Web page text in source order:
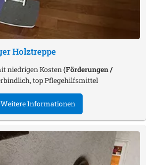
Holztreppe
niedrigen Kosten (Förderungen /
top Pflegehilfsmittel
Weitere Informationen